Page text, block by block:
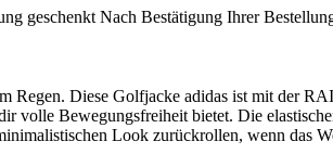
geschenkt Nach Bestätigung Ihrer
Regen. Diese Golfjacke adidas ist mit der
volle Bewegungsfreiheit bietet. Die
Look zurückrollen, wenn das